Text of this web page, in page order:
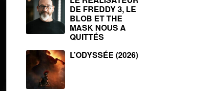
DE FREDDY 3, LE
BLOB ET THE
MASK NOUS A
QUITTÉS
L’ODYSSÉE (2026)